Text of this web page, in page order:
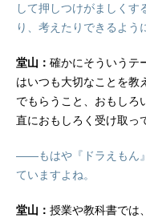
して押しつけがましくす
り、考えたりできるよう
堂山： 確かにそういうテ
はいつも大切なことを教
でもらうこと、おもしろ
直におもしろく受け取っ
――もはや『ドラえもん
ていますよね。
堂山： 授業や教科書では